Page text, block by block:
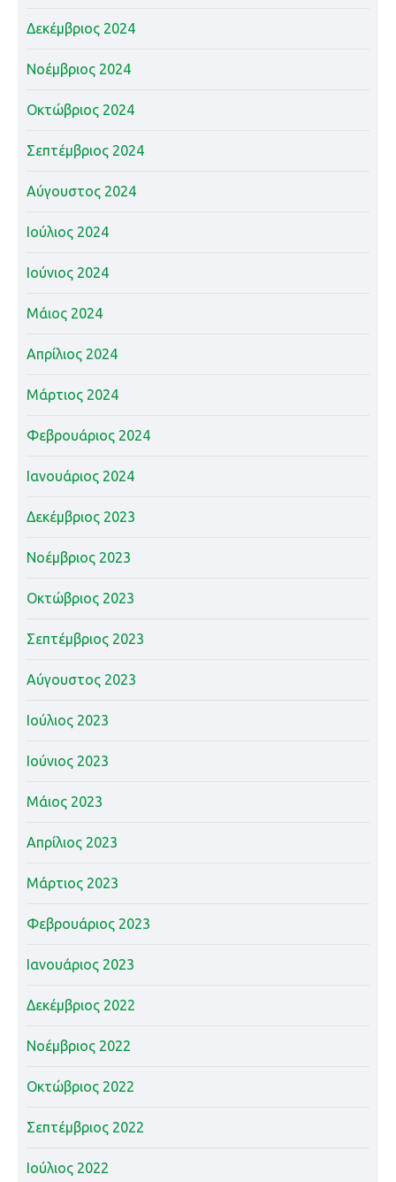
Δεκέμβριος 2024
Νοέμβριος 2024
Οκτώβριος 2024
Σεπτέμβριος 2024
Αύγουστος 2024
Ιούλιος 2024
Ιούνιος 2024
Μάιος 2024
Απρίλιος 2024
Μάρτιος 2024
Φεβρουάριος 2024
Ιανουάριος 2024
Δεκέμβριος 2023
Νοέμβριος 2023
Οκτώβριος 2023
Σεπτέμβριος 2023
Αύγουστος 2023
Ιούλιος 2023
Ιούνιος 2023
Μάιος 2023
Απρίλιος 2023
Μάρτιος 2023
Φεβρουάριος 2023
Ιανουάριος 2023
Δεκέμβριος 2022
Νοέμβριος 2022
Οκτώβριος 2022
Σεπτέμβριος 2022
Ιούλιος 2022